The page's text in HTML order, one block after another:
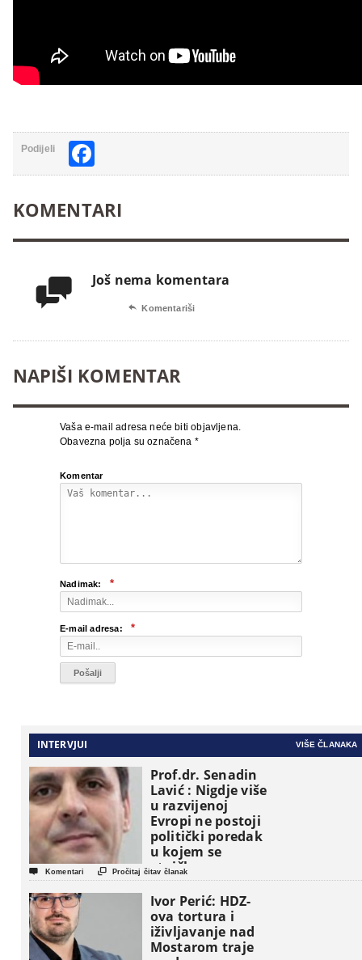
Podijeli
KOMENTARI
 Još nema komentara
 Komentariši
NAPIŠI KOMENTAR
Vaša e-mail adresa neće biti objavljena.
Obavezna polja su označena *
Komentar
Nadimak: *
E-mail adresa: *
INTERVJUI VIŠE ČLANAKA
Prof.dr. Senadin
Lavić : Nigdje više
u razvijenoj
Evropi ne postoji
politički poredak
u kojem se
etničke grupe
pojavljuju kao
osnovne
političke jedinice
 Komentari  Pročitaj čitav članak
Ivor Perić: HDZ-
ova tortura i
iživljavanje nad
Mostarom traje